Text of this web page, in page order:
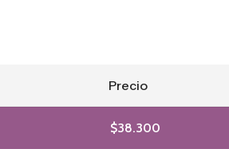
Precio
$38.300